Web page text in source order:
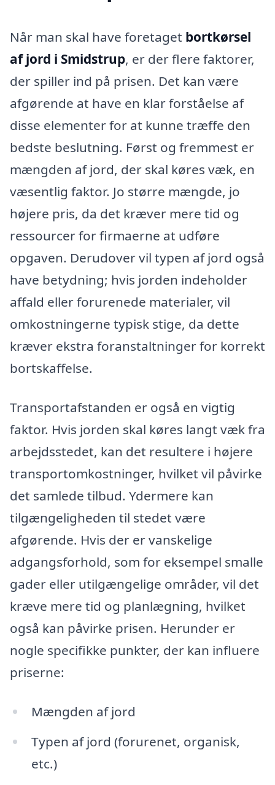
Når man skal have foretaget bortkørsel
af jord i Smidstrup, er der flere faktorer,
der spiller ind på prisen. Det kan være
afgørende at have en klar forståelse af
disse elementer for at kunne træffe den
bedste beslutning. Først og fremmest er
mængden af jord, der skal køres væk, en
væsentlig faktor. Jo større mængde, jo
højere pris, da det kræver mere tid og
ressourcer for firmaerne at udføre
opgaven. Derudover vil typen af jord også
have betydning; hvis jorden indeholder
affald eller forurenede materialer, vil
omkostningerne typisk stige, da dette
kræver ekstra foranstaltninger for korrekt
bortskaffelse.
Transportafstanden er også en vigtig
faktor. Hvis jorden skal køres langt væk fra
arbejdsstedet, kan det resultere i højere
transportomkostninger, hvilket vil påvirke
det samlede tilbud. Ydermere kan
tilgængeligheden til stedet være
afgørende. Hvis der er vanskelige
adgangsforhold, som for eksempel smalle
gader eller utilgængelige områder, vil det
kræve mere tid og planlægning, hvilket
også kan påvirke prisen. Herunder er
nogle specifikke punkter, der kan influere
priserne:
Mængden af jord
Typen af jord (forurenet, organisk,
etc.)